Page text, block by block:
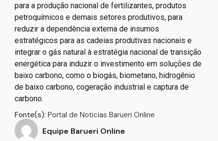
para a produção nacional de fertilizantes, produtos
petroquímicos e demais setores produtivos, para
reduzir a dependência externa de insumos
estratégicos para as cadeias produtivas nacionais e
integrar o gás natural à estratégia nacional de transição
energética para induzir o investimento em soluções de
baixo carbono, como o biogás, biometano, hidrogênio
de baixo carbono, cogeração industrial e captura de
carbono.
Fonte(s): Portal de Noticias Barueri Online
Equipe Barueri Online